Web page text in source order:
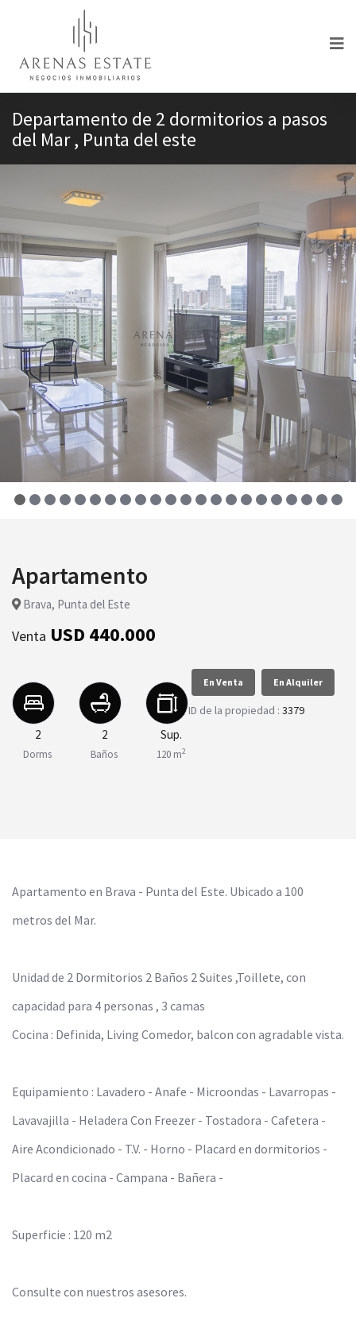
Departamento de 2 dormitorios a pasos
del Mar , Punta del este
Apartamento
Brava, Punta del Este
Venta USD 440.000
2
Dorms
2
Baños
Sup.
120 m2
En Venta En Alquiler
ID de la propiedad : 3379
Apartamento en Brava - Punta del Este. Ubicado a 100
metros del Mar.
Unidad de 2 Dormitorios 2 Baños 2 Suites ,Toillete, con
capacidad para 4 personas , 3 camas
Cocina : Definida, Living Comedor, balcon con agradable vista.
Equipamiento : Lavadero - Anafe - Microondas - Lavarropas -
Lavavajilla - Heladera Con Freezer - Tostadora - Cafetera -
Aire Acondicionado - T.V. - Horno - Placard en dormitorios -
Placard en cocina - Campana - Bañera -
Superficie : 120 m2
Consulte con nuestros asesores.